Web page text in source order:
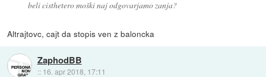
beli cisthetero moški naj odgovarjamo zanja?
Altrajtovc, cajt da stopis ven z baloncka
ZaphodBB
:: 16. apr 2018, 17:11